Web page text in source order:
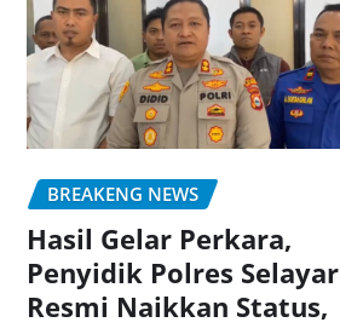
BREAKENG NEWS
Hasil Gelar Perkara,
Penyidik Polres Selayar
Resmi Naikkan Status,